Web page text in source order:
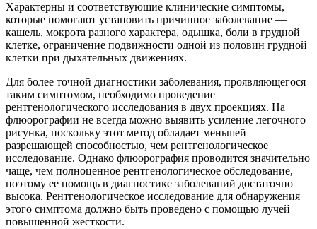
Характерны и соответствующие клинические симптомы,
которые помогают установить причинное заболевание —
кашель, мокрота разного характера, одышка, боли в грудной
клетке, ограничение подвижности одной из половин грудной
клетки при дыхательных движениях.
Для более точной диагностики заболевания, проявляющегося
таким симптомом, необходимо проведение
рентгенологического исследования в двух проекциях. На
флюорографии не всегда можно выявить усиление легочного
рисунка, поскольку этот метод обладает меньшей
разрешающей способностью, чем рентгенологическое
исследование. Однако флюорография проводится значительно
чаще, чем полноценное рентгенологическое обследование,
поэтому ее помощь в диагностике заболеваний достаточно
высока. Рентгенологическое исследование для обнаружения
этого симптома должно быть проведено с помощью лучей
повышенной жесткости.